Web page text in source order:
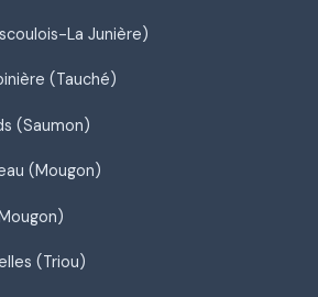
La Junière)
(Tauché)
(Saumon)
(Mougon)
(Triou)